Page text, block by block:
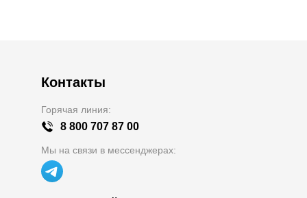
Контакты
Горячая линия:
8 800 707 87 00
Мы на связи в мессенджерах: